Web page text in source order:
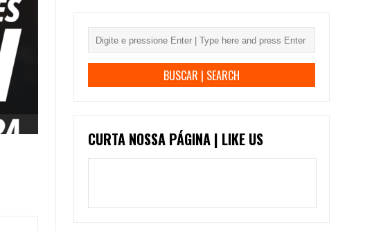
CURTA NOSSA PÁGINA | LIKE US